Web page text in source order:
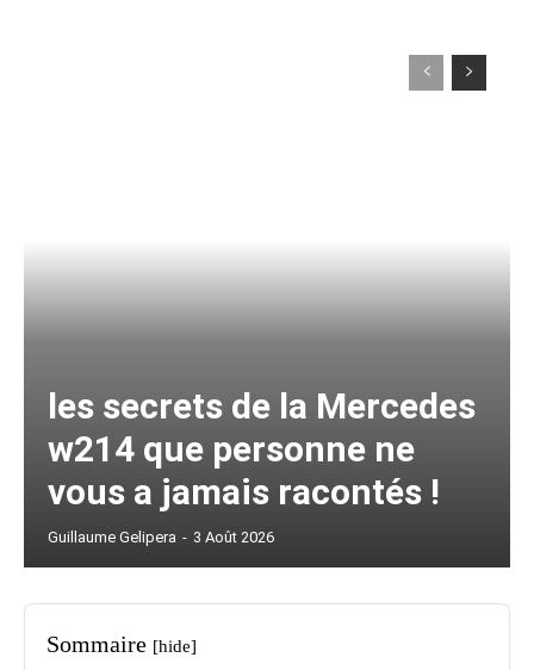
les secrets de la Mercedes
w214 que personne ne
vous a jamais racontés !
Guillaume Gelipera - 3 Août 2026
Sommaire [hide]